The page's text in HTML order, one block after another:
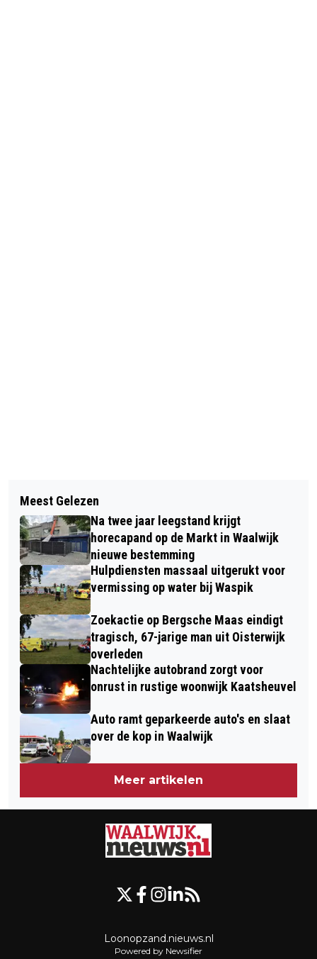
DIGITAAL STERKER FESTIVAL IN DE
BIBLIOTHEEK WAALWIJK
MUSICALKIDS EN MUSICALJONGEREN
PRESENTEREN 3 MUSICALS IN 1
Meest Gelezen
Na twee jaar leegstand krijgt
horecapand op de Markt in Waalwijk
nieuwe bestemming
Hulpdiensten massaal uitgerukt voor
vermissing op water bij Waspik
Zoekactie op Bergsche Maas eindigt
tragisch, 67-jarige man uit Oisterwijk
overleden
Nachtelijke autobrand zorgt voor
onrust in rustige woonwijk Kaatsheuvel
Auto ramt geparkeerde auto's en slaat
over de kop in Waalwijk
Meer artikelen
Loonopzand.nieuws.nl
Powered by Newsifier